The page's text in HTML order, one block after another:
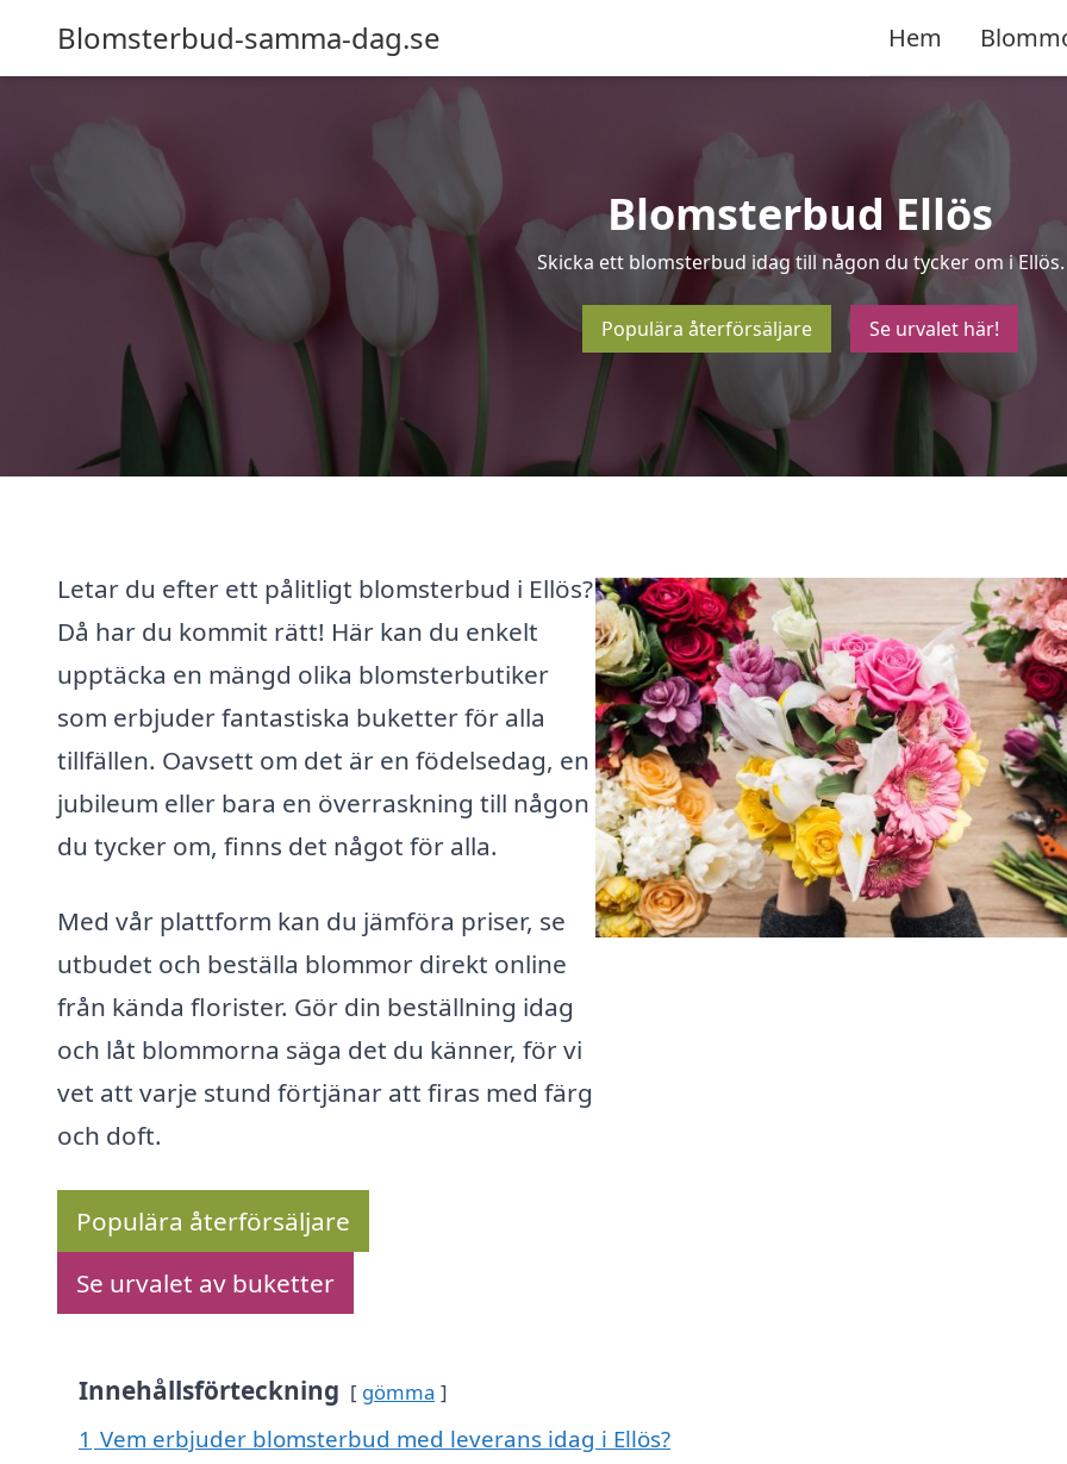
Blomsterbud-samma-dag.se Hem
Blomsterbud Ellös
Skicka ett blomsterbud idag till någon du tycker om i Ellös.
Populära återförsäljare Se urvalet här!
Letar du efter ett pålitligt blomsterbud i Ellös?
Då har du kommit rätt! Här kan du enkelt
upptäcka en mängd olika blomsterbutiker
som erbjuder fantastiska buketter för alla
tillfällen. Oavsett om det är en födelsedag, en
jubileum eller bara en överraskning till någon
du tycker om, finns det något för alla.
Med vår plattform kan du jämföra priser, se
utbudet och beställa blommor direkt online
från kända florister. Gör din beställning idag
och låt blommorna säga det du känner, för vi
vet att varje stund förtjänar att firas med färg
och doft.
Populära återförsäljare
Se urvalet av buketter
Innehållsförteckning gömma
1 Vem erbjuder blomsterbud med leverans idag i Ellös?